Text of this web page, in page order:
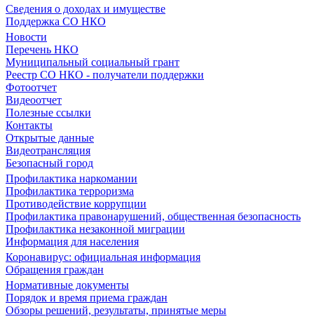
Сведения о доходах и имуществе
Поддержка СО НКО
Новости
Перечень НКО
Муниципальный социальный грант
Реестр СО НКО - получатели поддержки
Фотоотчет
Видеоотчет
Полезные ссылки
Контакты
Открытые данные
Видеотрансляция
Безопасный город
Профилактика наркомании
Профилактика терроризма
Противодействие коррупции
Профилактика правонарушений, общественная безопасность
Профилактика незаконной миграции
Информация для населения
Коронавирус: официальная информация
Обращения граждан
Нормативные документы
Порядок и время приема граждан
Обзоры решений, результаты, принятые меры